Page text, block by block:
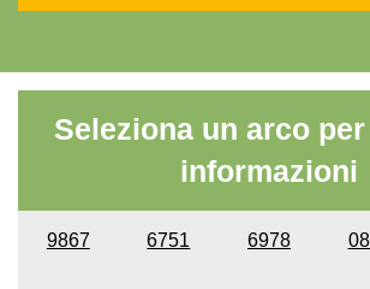
Seleziona un arco
informazioni
9867 6751 6978